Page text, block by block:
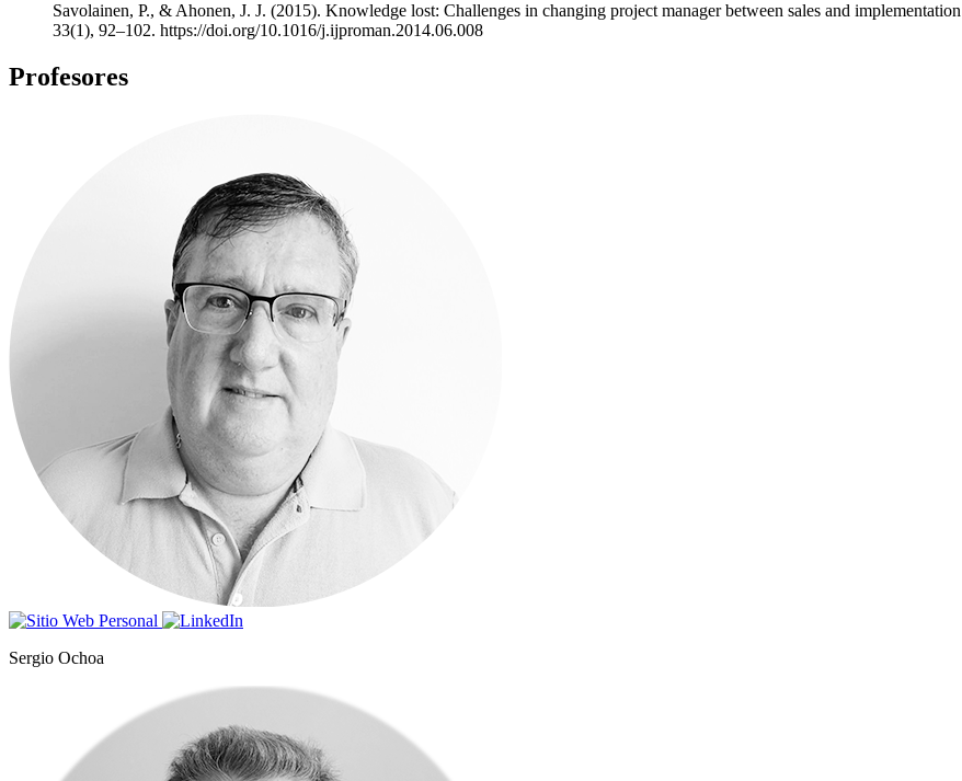
Savolainen, P., & Ahonen, J. J. (2015). Knowledge lost: Challenges in changing project manager between sales and
33(1), 92–102. https://doi.org/10.1016/j.ijproman.2014.06.008
Profesores
Sergio Ochoa